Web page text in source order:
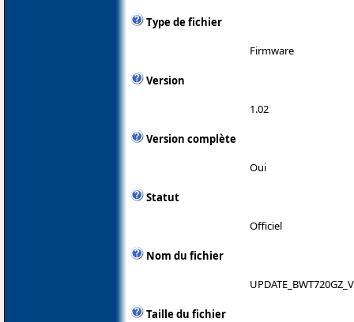
Type de fichier
Firmware
Version
1.02
Version complète
Oui
Statut
Officiel
Nom du fichier
Taille du fichier